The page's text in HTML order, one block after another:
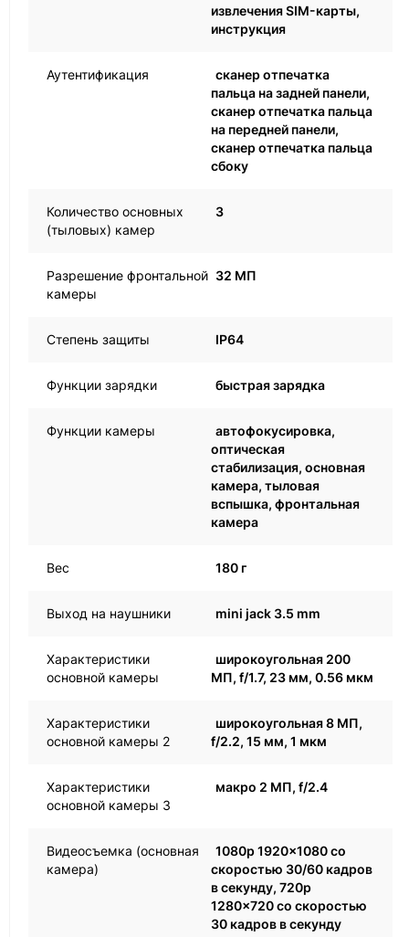
извлечения SIM-карты,
инструкция
Аутентификация
сканер отпечатка
пальца на задней панели,
сканер отпечатка пальца
на передней панели,
сканер отпечатка пальца
сбоку
Количество основных
(тыловых) камер
3
Разрешение фронтальной
камеры
32 МП
Степень защиты IP64
Функции зарядки быстрая зарядка
Функции камеры
автофокусировка,
оптическая
стабилизация, основная
камера, тыловая
вспышка, фронтальная
камера
Вес 180 г
Выход на наушники mini jack 3.5 mm
Характеристики
основной камеры
широкоугольная 200
МП, f/1.7, 23 мм, 0.56 мкм
Характеристики
основной камеры 2
широкоугольная 8 МП,
f/2.2, 15 мм, 1 мкм
Характеристики
основной камеры 3
макро 2 МП, f/2.4
Видеосъемка (основная
камера)
1080p 1920x1080 со
скоростью 30/60 кадров
в секунду, 720p
1280x720 со скоростью
30 кадров в секунду